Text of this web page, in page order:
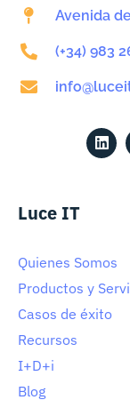
Avenida
(+34) 983
Luce IT
Quienes Somos
Productos y
Casos de éxito
Recursos
I+D+i
Blog